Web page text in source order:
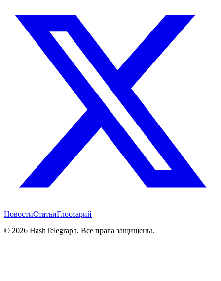
НовостиСтатьиГлоссарий
© 2026 HashTelegraph. Все права защищены.